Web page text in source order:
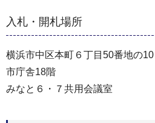
入札・開札場所
横浜市中区本町６丁目50番地の10
市庁舎18階
みなと６・７共⽤会議室